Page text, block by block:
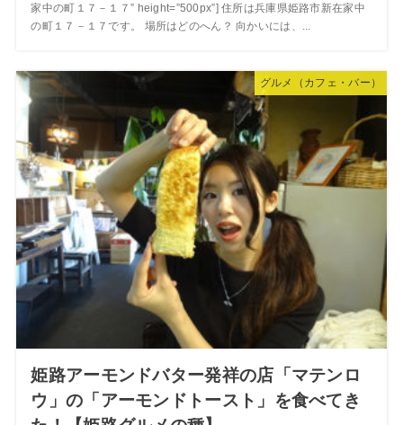
家中の町１７－１７” height=”500px”] 住所は兵庫県姫路市新在家中
の町１７－１７です。 場所はどのへん？ 向かいには、...
グルメ（カフェ・バー）
姫路アーモンドバター発祥の店「マテンロ
ウ」の「アーモンドトースト」を食べてき